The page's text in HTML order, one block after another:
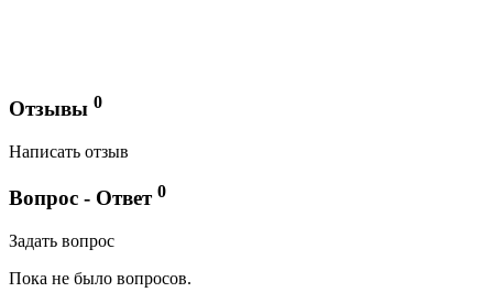
Отзывы 0
Написать отзыв
Вопрос - Ответ 0
Задать вопрос
Пока не было вопросов.